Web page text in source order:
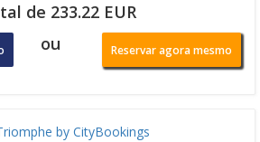
de 233.22 EUR
ou Reservar agora mesmo
by CityBookings